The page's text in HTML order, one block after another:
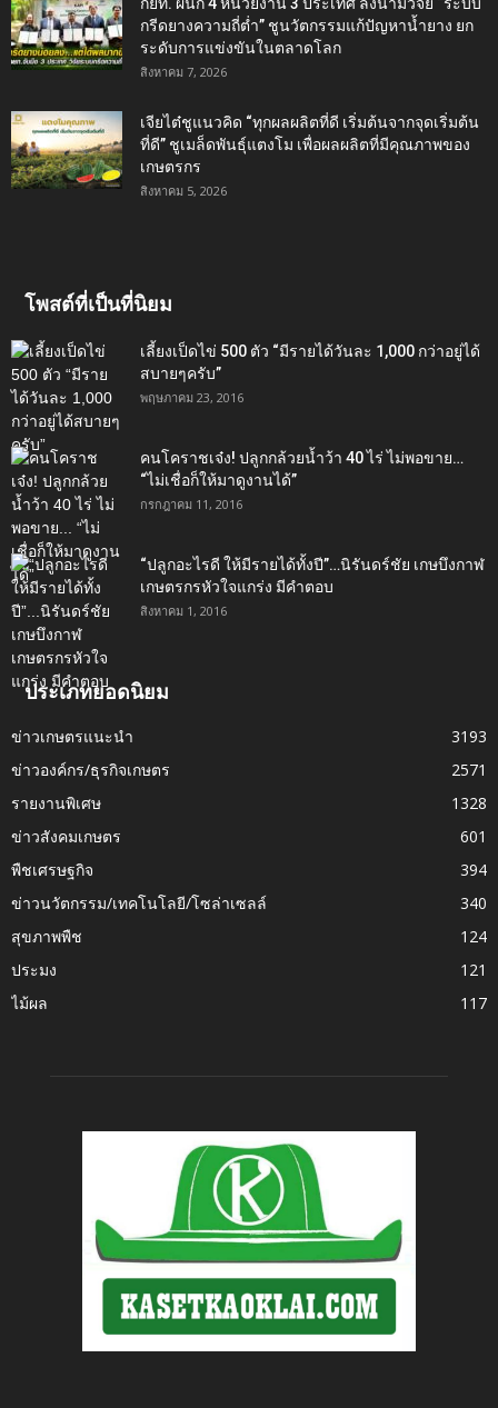
กยท. ผนึก 4 หน่วยงาน 3 ประเทศ ลงนามวิจัย “ระบบ
กรีดยางความถี่ต่ำ” ชูนวัตกรรมแก้ปัญหาน้ำยาง ยก
ระดับการแข่งขันในตลาดโลก
สิงหาคม 7, 2026
เจียไต๋ชูแนวคิด “ทุกผลผลิตที่ดี เริ่มต้นจากจุดเริ่มต้น
ที่ดี” ชูเมล็ดพันธุ์แตงโม เพื่อผลผลิตที่มีคุณภาพของ
เกษตรกร
สิงหาคม 5, 2026
โพสต์ที่เป็นที่นิยม
เลี้ยงเป็ดไข่ 500 ตัว “มีรายได้วันละ 1,000 กว่าอยู่ได้
สบายๆครับ”
พฤษภาคม 23, 2016
คนโคราชเจ๋ง! ปลูกกล้วยน้ำว้า 40 ไร่ ไม่พอขาย…
“ไม่เชื่อก็ให้มาดูงานได้”‬
กรกฎาคม 11, 2016
“ปลูกอะไรดี ให้มีรายได้ทั้งปี”…นิรันดร์ชัย เกษบึงกาฬ
เกษตรกรหัวใจแกร่ง มีคำตอบ
สิงหาคม 1, 2016
ประเภทยอดนิยม
ข่าวเกษตรแนะนำ
3193
ข่าวองค์กร/ธุรกิจเกษตร
2571
รายงานพิเศษ
1328
ข่าวสังคมเกษตร
601
พืชเศรษฐกิจ
394
ข่าวนวัตกรรม/เทคโนโลยี/โซล่าเซลล์
340
สุขภาพพืช
124
ประมง
121
ไม้ผล
117